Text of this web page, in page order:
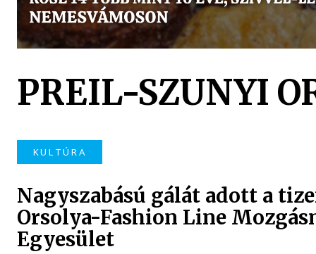
PREIL-SZUNYI
KULTÚRA
Nagyszabású gálát adott a
Orsolya-Fashion Line
Egyesület